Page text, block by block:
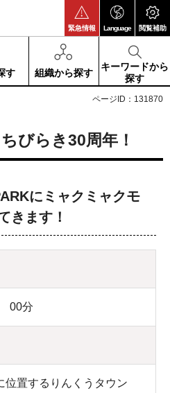
緊急情報 Language 閲覧補助
す 組織から探す
キーワードから
探す
ページID：131870
びらき30周年！
にミャクミャクモ
きます！
00分
置するりんくうタウン